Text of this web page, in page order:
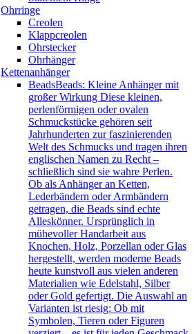
Ohrringe
Creolen
Klappcreolen
Ohrstecker
Ohrhänger
Kettenanhänger
BeadsBeads: Kleine Anhänger mit
großer Wirkung Diese kleinen,
perlenförmigen oder ovalen
Schmuckstücke gehören seit
Jahrhunderten zur faszinierenden
Welt des Schmucks und tragen ihren
englischen Namen zu Recht –
schließlich sind sie wahre Perlen.
Ob als Anhänger an Ketten,
Lederbändern oder Armbändern
getragen, die Beads sind echte
Alleskönner. Ursprünglich in
mühevoller Handarbeit aus
Knochen, Holz, Porzellan oder Glas
hergestellt, werden moderne Beads
heute kunstvoll aus vielen anderen
Materialien wie Edelstahl, Silber
oder Gold gefertigt. Die Auswahl an
Varianten ist riesig: Ob mit
Symbolen, Tieren oder Figuren